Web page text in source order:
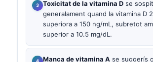
Toxicitat de la vitamina D se
generalament quand la vitamina D
superiora a 150 ng/mL, subretot
superior a 10.5 mg/dL.
Manca de vitamina A se suggerís